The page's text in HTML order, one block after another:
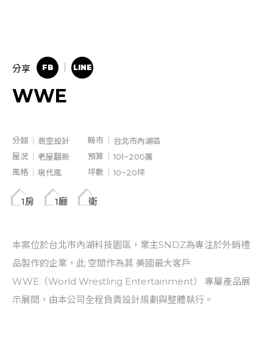
分享
WWE
分類
商空設計
屋況
老屋翻新
風格
現代風
縣市
台北市內湖區
預算
101~200萬
坪數
10~20坪
1房 1廳 衛
本案位於台北市內湖科技園區，業主SNDZ為專注於外銷禮
品製作的企業，此 空間作為其 美國最大客戶
WWE（World Wrestling Entertainment） 專屬產品展
示展間，由本公司全程負責設計規劃與整體執行。